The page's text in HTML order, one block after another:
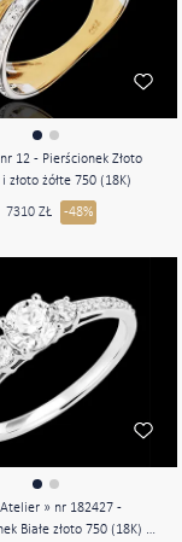
12 - Pierścionek Złoto
i złoto żółte 750 (18K)
7310 ZŁ -48%
» nr 182427 -
Białe złoto 750 (18K) -